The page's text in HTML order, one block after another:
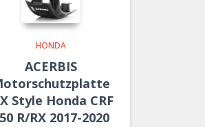
HONDA
ACERBIS
Style Honda CRF
R/RX 2017-2020